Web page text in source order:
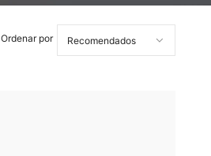
Ordenar por